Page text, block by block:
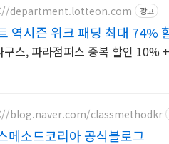
department.lotteon.com 광고
역시즌 위크 패딩 최대 74%
구스, 파라점퍼스 중복 할인 10%
blog.naver.com/classmethodkr
메소드코리아 공식블로그